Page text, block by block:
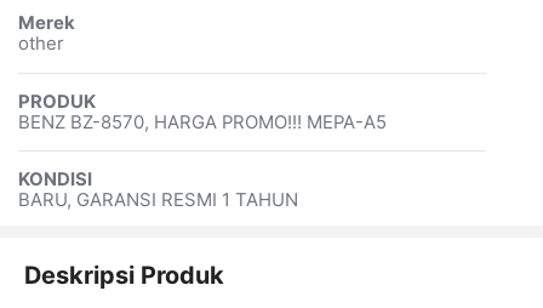
Merek
other
PRODUK
BENZ BZ-8570, HARGA PROMO!!! MEPA-A5
KONDISI
BARU, GARANSI RESMI 1 TAHUN
Deskripsi Produk